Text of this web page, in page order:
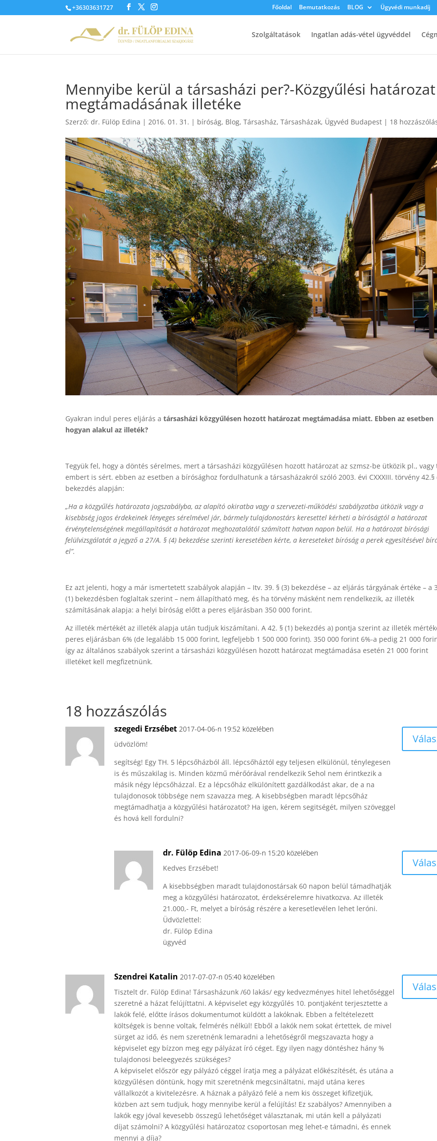
+36303631727 Főoldal Bemutatkozás BLOG Ügyvédi munkadíj
Szolgáltatások Ingatlan adás-vétel ügyvéddel
Mennyibe kerül a társasházi per?-Közgyűlési határozat
megtámadásának illetéke
Szerző:dr. Fülöp Edina |2016. 01. 31. | bíróság, Blog,Társasház,Társasházak, Ügyvéd Budapest | 18
Gyakran indul peres eljárás atársasházi közgyűlésen hozott határozat megtámadása miatt. Ebben az esetben
hogyan alakul az illeték?
Tegyük fel, hogy a döntés sérelmes, mert a társasházi közgyűlésen hozott határozat az szmsz-be ütközik pl., vagy
embert is sért. ebben az esetben a bírósághoz fordulhatunk a társasházakról szóló 2003. évi CXXXIII. törvény 42.§
bekezdés alapján:
„Ha a közgyűlés határozata jogszabályba, az alapító okiratba vagy a szervezeti-működési szabályzatba ütközik vagy a
kisebbség jogos érdekeinek lényeges sérelmével jár, bármely tulajdonostárs keresettel kérheti a bíróságtól a határozat
érvénytelenségének megállapítását a határozat meghozatalától számított hatvan napon belül. Ha a határozat bírósági
felülvizsgálatát a jegyző a 27/A. § (4) bekezdése szerinti keresetében kérte, a kereseteket bíróság a perek egyesítésével
el”.
Ez azt jelenti, hogy a már ismertetett szabályok alapján – Itv. 39. § (3) bekezdése – az eljárás tárgyának értéke – a
(1) bekezdésben foglaltak szerint – nem állapítható meg, és ha törvény másként nem rendelkezik, az illeték
számításának alapja: a helyi bíróság előtt a peres eljárásban 350 000 forint.
Az illeték mértékét az illeték alapja után tudjuk kiszámítani. A 42. § (1) bekezdés a) pontja szerint az illeték
peres eljárásban 6% (de legalább 15 000 forint, legfeljebb 1 500 000 forint). 350 000 forint 6%-a pedig 21 000
így az általános szabályok szerint a társasházi közgyűlésen hozott határozat megtámadása esetén 21 000 forint
illetéket kell megfizetnünk.
18 hozzászólás
szegedi Erzsébet 2017-04-06-n 19:52 közelében
üdvözlöm!
segítség! Egy TH. 5 lépcsőházból áll. lépcsőháztól egy teljesen elkülönül, ténylegesen
is és műszakilag is. Minden közmű mérőórával rendelkezik Sehol nem érintkezik a
másik négy lépcsőházzal. Ez a lépcsőház elkülönített gazdálkodást akar, de a na
tulajdonosok többsége nem szavazza meg. A kisebbségben maradt lépcsőház
megtámadhatja a közgyűlési határozatot? Ha igen, kérem segitségét, milyen szöveggel
és hová kell fordulni?
dr. Fülöp Edina 2017-06-09-n 15:20 közelében
Kedves Erzsébet!
A kisebbségben maradt tulajdonostársak 60 napon belül támadhatják
meg a közgyűlési határozatot, érdeksérelemre hivatkozva. Az illeték
21.000,- Ft, melyet a bíróság részére a keresetlevélen lehet leróni.
Üdvözlettel:
dr. Fülöp Edina
ügyvéd
Szendrei Katalin 2017-07-07-n 05:40 közelében
Tisztelt dr. Fülöp Edina! Társasházunk /60 lakás/ egy kedvezményes hitel lehetőséggel
szeretné a házat felújíttatni. A képviselet egy közgyűlés 10. pontjaként terjesztette a
lakók felé, előtte írásos dokumentumot küldött a lakóknak. Ebben a feltételezett
költségek is benne voltak, felmérés nélkül! Ebből a lakók nem sokat értettek, de mivel
sürget az idő, és nem szeretnénk lemaradni a lehetőségről megszavazta hogy a
képviselet egy bízzon meg egy pályázat író céget. Egy ilyen nagy döntéshez hány %
tulajdonosi beleegyezés szükséges?
A képviselet először egy pályázó céggel íratja meg a pályázat előkészítését, és utána a
közgyűlésen döntünk, hogy mit szeretnénk megcsináltatni, majd utána keres
vállalkozót a kivitelezésre. A háznak a pályázó felé a nem kis összeget kifizetjük,
közben azt sem tudjuk, hogy mennyibe kerül a felújítás! Ez szabályos? Amennyiben a
lakók egy jóval kevesebb összegű lehetőséget választanak, mi után kell a pályázati
díjat számolni? A közgyűlési határozatoz csoportosan meg lehet-e támadni, és ennek
mennyi a díja?